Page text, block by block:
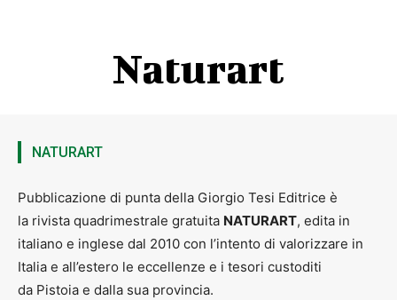
Naturart
NATURART
Pubblicazione di punta della Giorgio Tesi Editrice è
la rivista quadrimestrale gratuita NATURART, edita in
italiano e inglese dal 2010 con l’intento di valorizzare in
Italia e all’estero le eccellenze e i tesori custoditi
da Pistoia e dalla sua provincia.